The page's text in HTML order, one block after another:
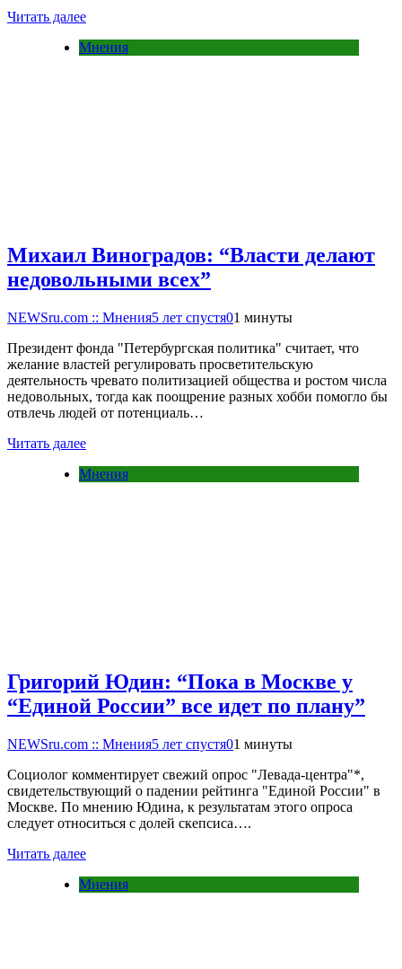
Читать далее
Мнения
Михаил Виноградов: “Власти делают
недовольными всех”
NEWSru.com :: Мнения5 лет спустя01 минуты
Президент фонда "Петербургская политика" считает, что
желание властей регулировать просветительскую
деятельность чревато политизацией общества и ростом числа
недовольных, тогда как поощрение разных хобби помогло бы
отвлечь людей от потенциаль…
Читать далее
Мнения
Григорий Юдин: “Пока в Москве у
“Единой России” все идет по плану”
NEWSru.com :: Мнения5 лет спустя01 минуты
Социолог комментирует свежий опрос "Левада-центра"*,
свидетельствующий о падении рейтинга "Единой России" в
Москве. По мнению Юдина, к результатам этого опроса
следует относиться с долей скепсиса….
Читать далее
Мнения